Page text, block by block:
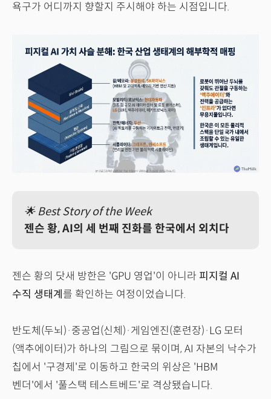
욕구가 어디까지 향할지 주시해야 하는 시점입니다.
🌟 Best Story of the Week
젠슨 황, AI의 세 번째 진화를 한국에서 외치다
젠슨 황의 닷새 방한은 'GPU 영업'이 아니라 피지컬 AI
수직 생태계 를 확인하는 여정이었습니다.
반도체(두뇌)·중공업(신체)·게임엔진(훈련장)·LG 모터
(액추에이터)가 하나의 그림으로 묶이며, AI 자본의 낙수가
칩에서 '구경제'로 이동하고 한국의 위상은 'HBM
벤더'에서 '풀스택 테스트베드'로 격상됐습니다.